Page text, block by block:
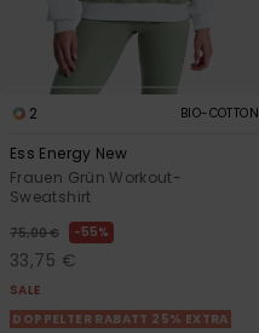
2 BIO-COTTON
Ess Energy New
Frauen Grün Workout-
Sweatshirt
75,00 € 55%
33,75 €
SALE
DOPPELTER RABATT 25% EXTRA